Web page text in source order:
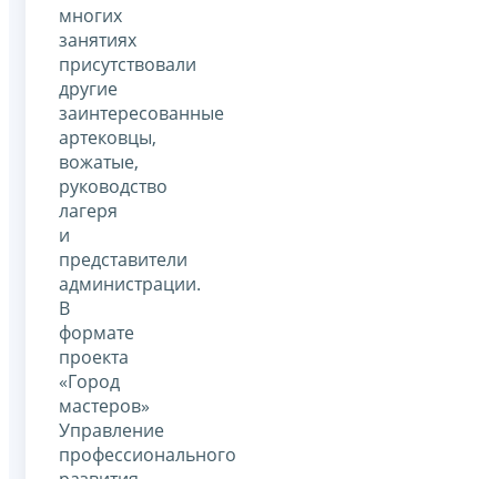
многих
занятиях
присутствовали
другие
заинтересованные
артековцы,
вожатые,
руководство
лагеря
и
представители
администрации.
В
формате
проекта
«Город
мастеров»
Управление
профессионального